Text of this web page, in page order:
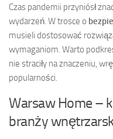
Czas pandemii przyniósł
wydarzeń. W trosce o
musieli dostosować
wymaganiom. Warto
nie straciły na znaczeniu,
popularności.
Warsaw Home –
branży